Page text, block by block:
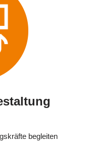
begleiten